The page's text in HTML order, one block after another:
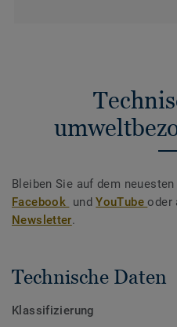
Bleiben Sie auf dem
Facebook undYouTubeoder
Newsletter.
Technische Daten
Klassifizierung